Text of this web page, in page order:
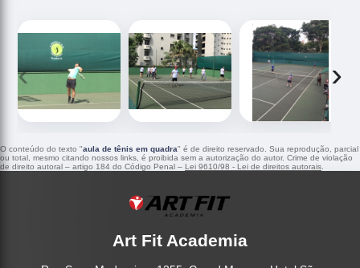
‹ ›
O conteúdo do texto "aula de tênis em quadra" é de direito reservado. Sua reprodução, parcial
ou total, mesmo citando nossos links, é proibida sem a autorização do autor. Crime de violação
de direito autoral – artigo 184 do Código Penal – Lei 9610/98 - Lei de direitos autorais.
Art Fit Academia